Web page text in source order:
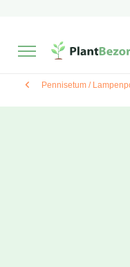
Kies zelf je
Pennisetum /